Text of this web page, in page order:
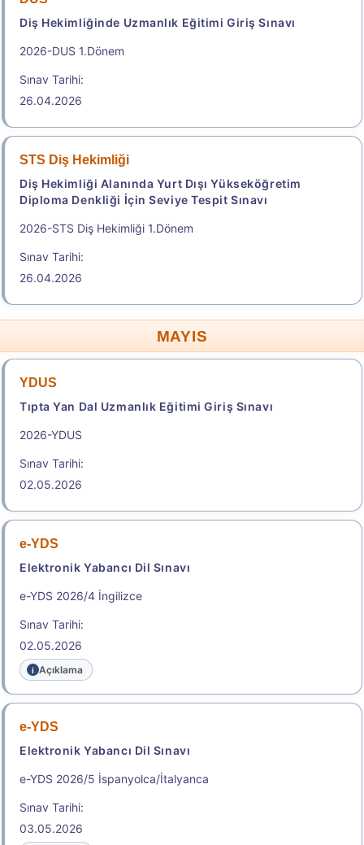
Başvuru Yap
2026-Elektronik Yabancı Dil Sınavı (2026 e-YDS)
Aday İşlemleri Sistemi (AİS) Engelli Başvuru Kullanıcı
Kılavuzu
.e-YDS 2026/9 İngilizce
2026-Elektronik Yabancı Dil Sınavı (2026 e-YDS)
Aday İşlemleri Sistemi (AİS) Engelli Başvuru Kullanıcı
.2026-TUS 2. Dönem
Tıpta Uzmanlık Eğitimi Giriş Sınavı
Sınav Tarihi: 23.08.2026
Başvuru Merkezleri
Aday İşlemleri Sistemi (AİS) Engelli Başvuru Kullanıcı
Kılavuzu
Diş Hekimliğinde Uzmanlık Eğitimi Giriş Sınavı
2026-DUS 1.Dönem
Sınav Tarihi:
26.04.2026
STS Diş Hekimliği
Diş Hekimliği Alanında Yurt Dışı Yükseköğretim
Diploma Denkliği İçin Seviye Tespit Sınavı
2026-STS Diş Hekimliği 1.Dönem
Sınav Tarihi:
26.04.2026
MAYIS
YDUS
Tıpta Yan Dal Uzmanlık Eğitimi Giriş Sınavı
2026-YDUS
Sınav Tarihi:
02.05.2026
e-YDS
Elektronik Yabancı Dil Sınavı
e-YDS 2026/4 İngilizce
Sınav Tarihi:
02.05.2026
Açıklama
e-YDS
Elektronik Yabancı Dil Sınavı
e-YDS 2026/5 İspanyolca/İtalyanca
Sınav Tarihi:
03.05.2026